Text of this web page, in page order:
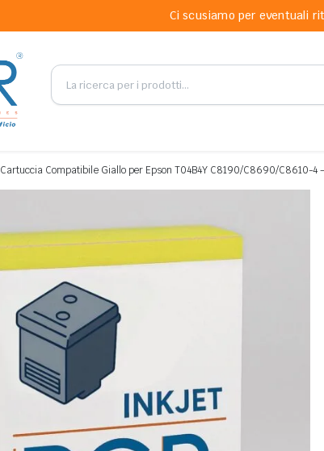
Ci scusiamo per eventuali
Cartuccia Compatibile Giallo per Epson T04B4Y C8190/C8690/C8610-4